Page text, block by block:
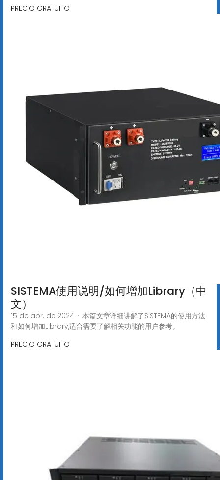
PRECIO GRATUITO
SISTEMA使用说明/如何增加Library（中
文）
15 de abr. de 2024 · 本篇文章详细讲解了SISTEMA的使用方法
和如何增加Library,适合需要了解相关功能的用户参考。
PRECIO GRATUITO